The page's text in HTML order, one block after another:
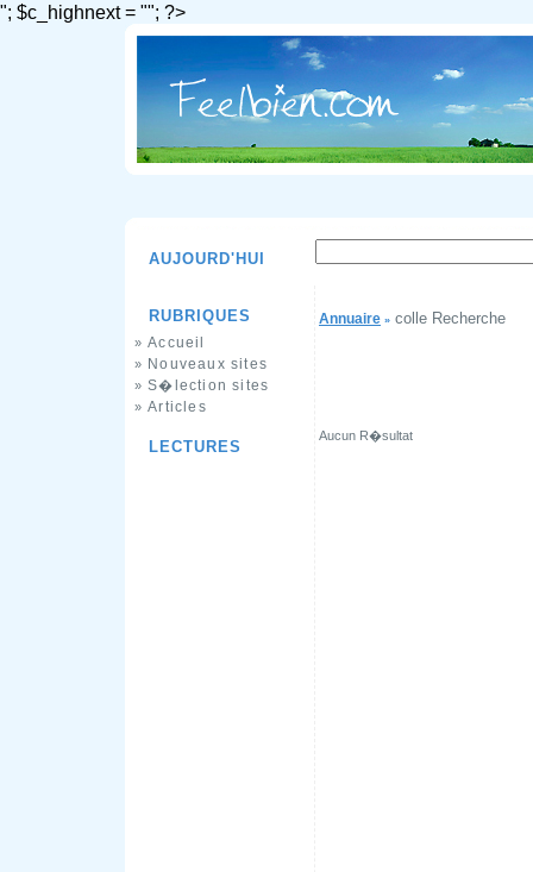
"; $c_highnext = ""; ?>
AUJOURD'HUI
RUBRIQUES
» Accueil
» Nouveaux sites
» S�lection sites
» Articles
LECTURES
Annuaire » colle Recherche
Aucun R�sultat